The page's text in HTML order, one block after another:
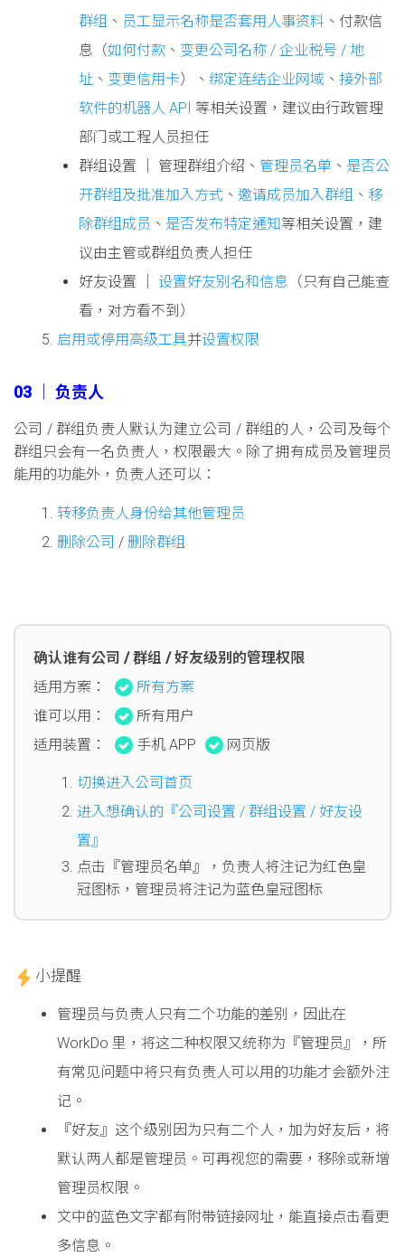
群组 、 员工显示名称是否套用人事资料 、付款信
息（如何付款 、 变更公司名称 / 企业税号 / 地
址 、 变更信用卡）、 绑定连结企业网域 、 接外部
软件的机器人 API 等相关设置，建议由行政管理
部门或工程人员担任
群组设置 │ 管理群组介绍、 管理员名单 、 是否公
开群组及批准加入方式 、 邀请成员加入群组 、 移
除群组成员 、 是否发布特定通知等相关设置，建
议由主管或群组负责人担任
好友设置 │ 设置好友别名和信息 （只有自己能查
看，对方看不到）
启用或停用高级工具并设置权限
03 │ 负责人
公司 / 群组负责人默认为建立公司 / 群组的人，公司及每个
群组只会有一名负责人，权限最大。除了拥有成员及管理员
能用的功能外，负责人还可以：
转移负责人身份给其他管理员
删除公司 / 删除群组
确认谁有公司 / 群组 / 好友级别的管理权限
适用方案：
所有方案
谁可以用：
所有用户
适用装置：
手机 APP 网页版
切换进入公司首页
进入想确认的『公司设置 / 群组设置 / 好友设
置』
点击『管理员名单』，负责人将注记为红色皇
冠图标，管理员将注记为蓝色皇冠图标
小提醒
管理员与负责人只有二个功能的差别，因此在
WorkDo 里，将这二种权限又统称为『管理员』，所
有常见问题中将只有负责人可以用的功能才会额外注
记。
『好友』这个级别因为只有二个人，加为好友后，将
默认两人都是管理员。可再视您的需要，移除或新增
管理员权限。
文中的蓝色文字都有附带链接网址，能直接点击看更
多信息。